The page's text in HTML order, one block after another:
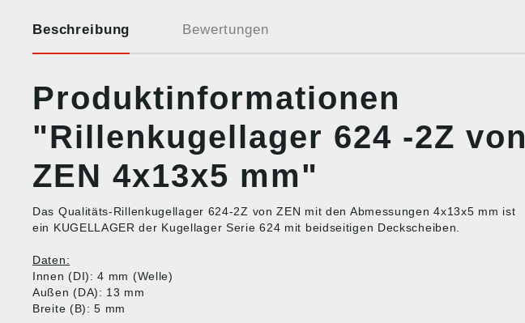
Beschreibung Bewertungen
Produktinformationen
"Rillenkugellager 624 -2Z von
ZEN 4x13x5 mm"
Das Qualitäts-Rillenkugellager 624-2Z von ZEN mit den Abmessungen 4x13x5 mm ist
ein KUGELLAGER der Kugellager Serie 624 mit beidseitigen Deckscheiben.
Daten:
Innen (DI): 4 mm (Welle)
Außen (DA): 13 mm
Breite (B): 5 mm